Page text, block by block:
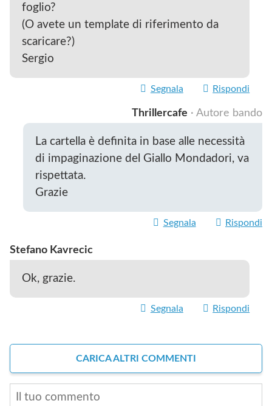
foglio?
(O avete un template di riferimento da
scaricare?)
Sergio
Segnala Rispondi
Thrillercafe · Autore bando
La cartella è definita in base alle necessità
di impaginazione del Giallo Mondadori, va
rispettata.
Grazie
Segnala Rispondi
Stefano Kavrecic
Ok, grazie.
Segnala Rispondi
CARICA ALTRI COMMENTI